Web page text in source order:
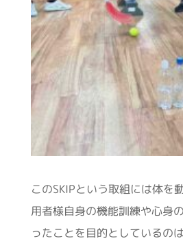
このSKIPという取組には体を
用者様自身の機能訓練や心身
ったことを目的としているの